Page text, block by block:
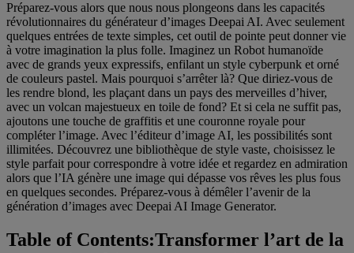
Préparez-vous alors que nous nous plongeons dans les capacités
révolutionnaires du générateur d’images Deepai AI. Avec seulement
quelques entrées de texte simples, cet outil de pointe peut donner vie
à votre imagination la plus folle. Imaginez un Robot humanoïde
avec de grands yeux expressifs, enfilant un style cyberpunk et orné
de couleurs pastel. Mais pourquoi s’arrêter là? Que diriez-vous de
les rendre blond, les plaçant dans un pays des merveilles d’hiver,
avec un volcan majestueux en toile de fond? Et si cela ne suffit pas,
ajoutons une touche de graffitis et une couronne royale pour
compléter l’image. Avec l’éditeur d’image AI, les possibilités sont
illimitées. Découvrez une bibliothèque de style vaste, choisissez le
style parfait pour correspondre à votre idée et regardez en admiration
alors que l’IA génère une image qui dépasse vos rêves les plus fous
en quelques secondes. Préparez-vous à démêler l’avenir de la
génération d’images avec Deepai AI Image Generator.
Table of Contents:Transformer l’art de la